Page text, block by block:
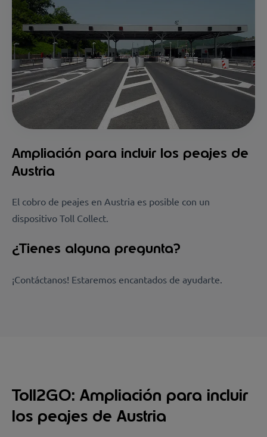
Ampliación para incluir los peajes de
Austria
El cobro de peajes en Austria es posible con un
dispositivo Toll Collect.
¿Tienes alguna pregunta?
¡Contáctanos! Estaremos encantados de ayudarte.
Toll2GO: Ampliación para incluir
los peajes de Austria